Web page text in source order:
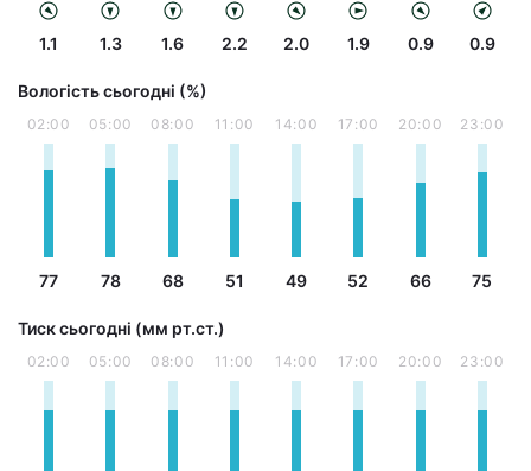
1.1 1.3 1.6 2.2 2.0 1.9 0.9 0.9
Вологість сьогодні (%)
02:00
77
05:00
78
08:00
68
11:00
51
14:00
49
17:00
52
20:00
66
23:00
75
Тиск сьогодні (мм рт.ст.)
02:00 05:00 08:00 11:00 14:00 17:00 20:00 23:00